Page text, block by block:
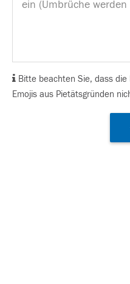
Bitte beachten Sie, dass die
Emojis aus Pietätsgründen